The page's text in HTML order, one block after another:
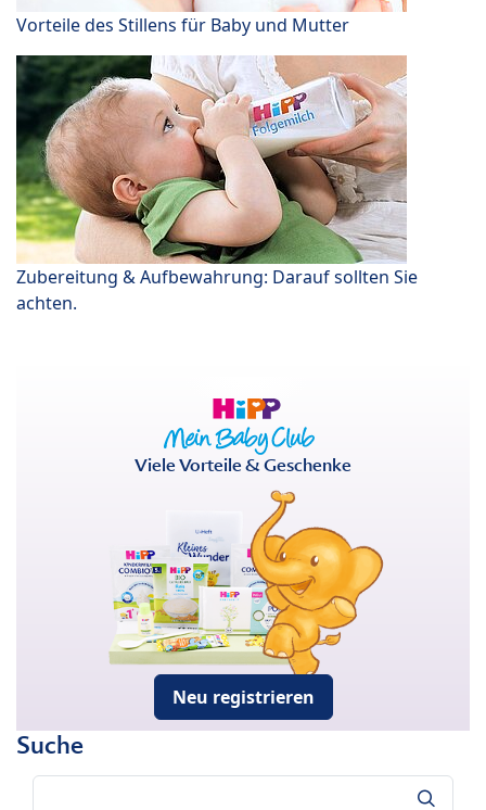
Vorteile des Stillens für Baby und Mutter
Zubereitung & Aufbewahrung: Darauf sollten Sie
achten.
Viele Vorteile & Geschenke
Neu registrieren
Suche